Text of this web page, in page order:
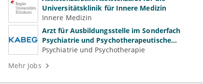
Universitätsklinik für Innere Medizin
Innere Medizin
Arzt für Ausbildungsstelle im Sonderfach
Psychiatrie und Psychotherapeutische
Medizin (m/w/d)
Psychiatrie und Psychotherapie
Mehr Jobs